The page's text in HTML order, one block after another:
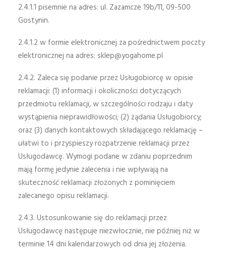
2.4.1.1 pisemnie na adres: ul. Zazamcze 19b/11, 09-500
Gostynin.
2.4.1.2 w formie elektronicznej za pośrednictwem poczty
elektronicznej na adres: sklep@yogahome.pl
2.4.2. Zaleca się podanie przez Usługobiorcę w opisie
reklamacji: (1) informacji i okoliczności dotyczących
przedmiotu reklamacji, w szczególności rodzaju i daty
wystąpienia nieprawidłowości; (2) żądania Usługobiorcy;
oraz (3) danych kontaktowych składającego reklamację –
ułatwi to i przyspieszy rozpatrzenie reklamacji przez
Usługodawcę. Wymogi podane w zdaniu poprzednim
mają formę jedynie zalecenia i nie wpływają na
skuteczność reklamacji złożonych z pominięciem
zalecanego opisu reklamacji.
2.4.3. Ustosunkowanie się do reklamacji przez
Usługodawcę następuje niezwłocznie, nie później niż w
terminie 14 dni kalendarzowych od dnia jej złożenia.